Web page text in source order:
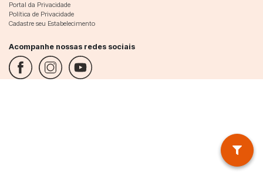
Portal da Privacidade
Política de Privacidade
Cadastre seu Estabelecimento
Acompanhe nossas redes sociais